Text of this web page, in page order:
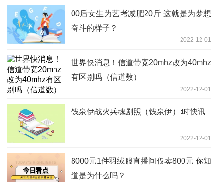
00后女生为艺考减肥20斤 这就是为梦想
奋斗的样子？
2022-12-01
世界快消息！信道带宽20mhz改为40mhz
有区别吗（信道数）
2022-12-01
钱泉伊战火兵魂剧照（钱泉伊）:时快讯
2022-12-01
8000元1件羽绒服直播间仅卖800元 你知
道是为什么吗？